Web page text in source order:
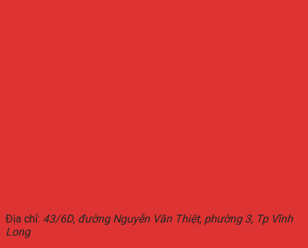
Địa chỉ: 43/6D, đường Nguyễn Văn Thiệt, phường 3, Tp Vĩnh
Long